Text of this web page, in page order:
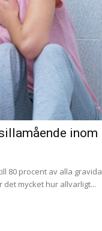
inom
80 procent av alla gravida
mycket hur allvarligt...